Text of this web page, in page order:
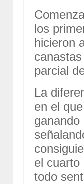
los
hicieron
parcial
La
en el
el cuarto
todo